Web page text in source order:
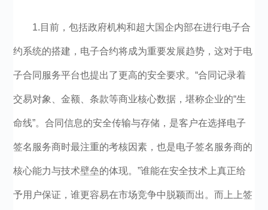
1.目前，包括政府机构和超大国企内部在进行电子合
约系统的搭建，电子合约将成为重要发展趋势，这对于电
子合同服务平台也提出了更高的安全要求。“合同记录着
交易对象、金额、条款等商业核心数据，堪称企业的“生
命线”。合同信息的安全传输与存储，是客户在选择电子
签名服务商时最注重的考核因素，也是电子签名服务商的
核心能力与技术壁垒的体现。”谁能在安全技术上真正给
予用户保证，谁更容易在市场竞争中脱颖而出。而上上签